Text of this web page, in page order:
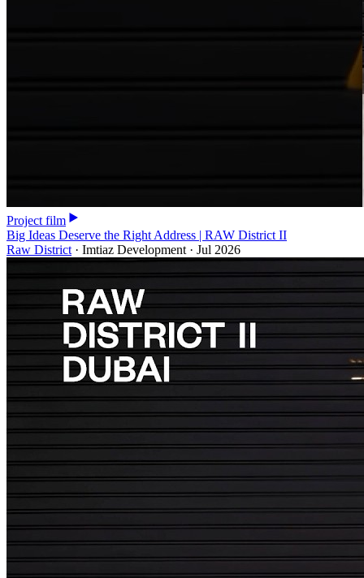
Project film
Big Ideas Deserve the Right Address | RAW District II
Raw District · Imtiaz Development · Jul 2026